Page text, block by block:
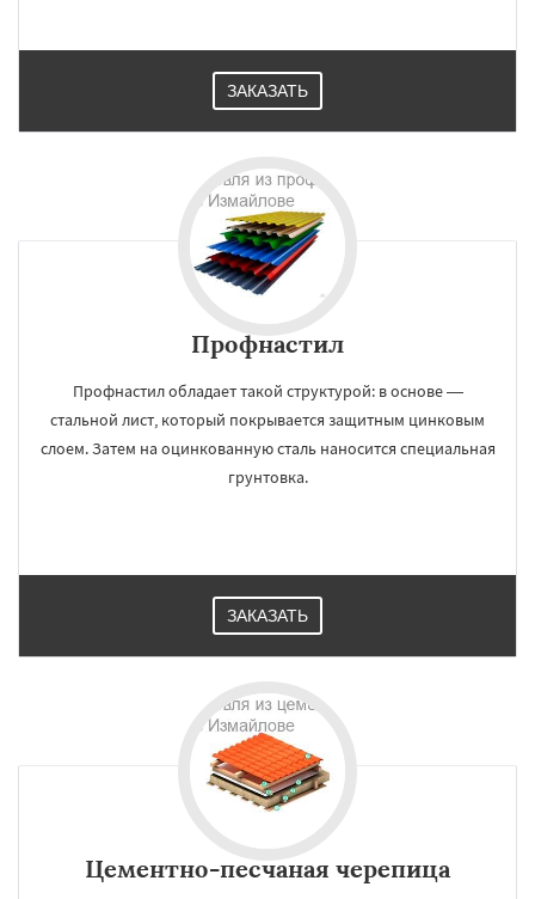
ЗАКАЗАТЬ
Профнастил
Профнастил обладает такой структурой: в основе —
стальной лист, который покрывается защитным цинковым
слоем. Затем на оцинкованную сталь наносится специальная
грунтовка.
ЗАКАЗАТЬ
Цементно-песчаная черепица